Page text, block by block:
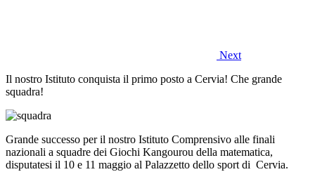
Next
Il nostro Istituto conquista il primo posto a Cervia! Che grande
squadra!
Grande successo per il nostro Istituto Comprensivo alle finali
nazionali a squadre dei Giochi Kangourou della matematica,
disputatesi il 10 e 11 maggio al Palazzetto dello sport di Cervia.